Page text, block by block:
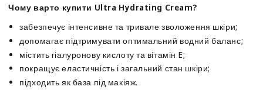
Чому варто купити Ultra Hydrating Cream?
забезпечує інтенсивне та тривале зволоження шкіри;
допомагає підтримувати оптимальний водний баланс;
містить гіалуронову кислоту та вітамін E;
покращує еластичність і загальний стан шкіри;
підходить як база під макіяж.